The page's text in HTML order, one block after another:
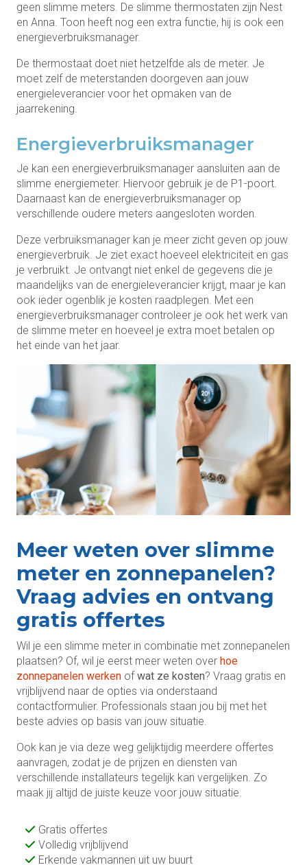
geen slimme meters. De slimme thermostaten zijn Nest
en Anna. Toon heeft nog een extra functie, hij is ook een
energieverbruiksmanager.
De thermostaat doet niet hetzelfde als de meter. Je
moet zelf de meterstanden doorgeven aan jouw
energieleverancier voor het opmaken van de
jaarrekening.
Energieverbruiksmanager
Je kan een energieverbruiksmanager aansluiten aan de
slimme energiemeter. Hiervoor gebruik je de P1-poort.
Daarnaast kan de energieverbruiksmanager op
verschillende oudere meters aangesloten worden.
Deze verbruiksmanager kan je meer zicht geven op jouw
energieverbruik. Je ziet exact hoeveel elektriciteit en gas
je verbruikt. Je ontvangt niet enkel de gegevens die je
maandelijks van de energieleverancier krijgt, maar je kan
ook ieder ogenblik je kosten raadplegen. Met een
energieverbruiksmanager controleer je ook het werk van
de slimme meter en hoeveel je extra moet betalen op
het einde van het jaar.
Meer weten over slimme
meter en zonnepanelen?
Vraag advies en ontvang
gratis offertes
Wil je een slimme meter in combinatie met zonnepanelen
plaatsen? Of, wil je eerst meer weten over hoe
zonnepanelen werken of wat ze kosten? Vraag gratis en
vrijblijvend naar de opties via onderstaand
contactformulier. Professionals staan jou bij met het
beste advies op basis van jouw situatie.
Ook kan je via deze weg gelijktijdig meerdere offertes
aanvragen, zodat je de prijzen en diensten van
verschillende installateurs tegelijk kan vergelijken. Zo
maak jij altijd de juiste keuze voor jouw situatie.
Gratis offertes
Volledig vrijblijvend
Erkende vakmannen uit uw buurt